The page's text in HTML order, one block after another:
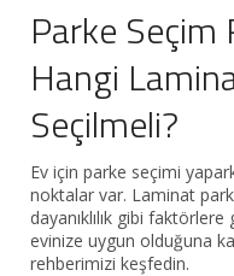
Parke Seçim
Hangi
Seçilmeli?
Ev için parke seçimi
noktalar var. Laminat
dayanıklılık gibi
evinize uygun olduğuna
rehberimizi keşfedin.